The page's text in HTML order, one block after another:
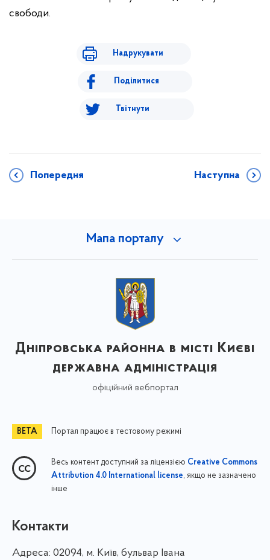
свободи.
Надрукувати
Поділитися
Твітнути
Попередня Наступна
Мапа порталу
Дніпровська районна в місті Києві
державна адміністрація
офіційний вебпортал
Портал працює в тестовому режимі
Весь контент доступний за ліцензією Creative Commons
Attribution 4.0 International license, якщо не зазначено
інше
Контакти
Адреса: 02094, м. Київ, бульвар Івана